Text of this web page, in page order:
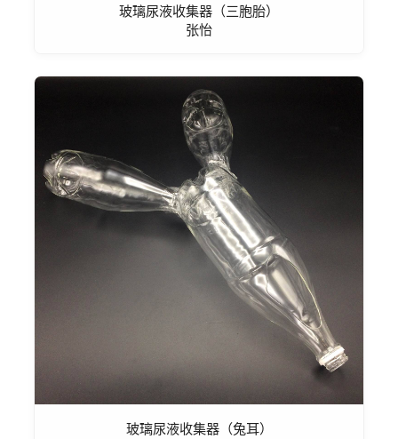
玻璃尿液收集器（三胞胎）
张怡
玻璃尿液收集器（兔耳）